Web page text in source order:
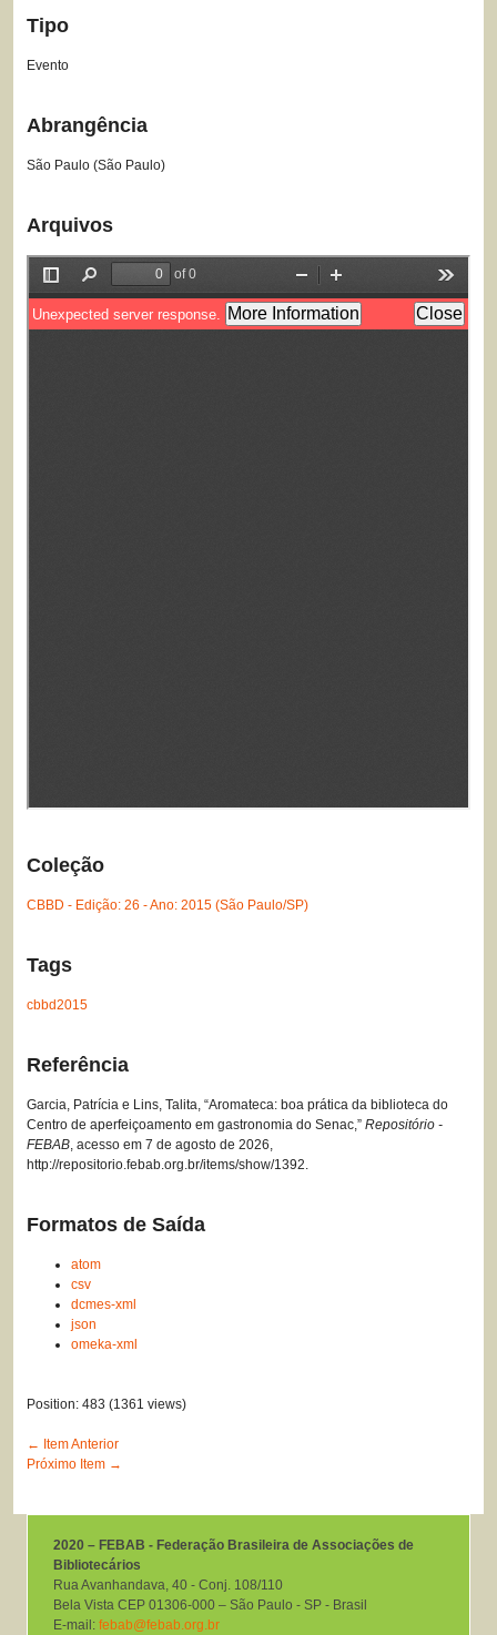
Tipo
Evento
Abrangência
São Paulo (São Paulo)
Arquivos
Coleção
CBBD - Edição: 26 - Ano: 2015 (São Paulo/SP)
Tags
cbbd2015
Referência
Garcia, Patrícia e Lins, Talita, “Aromateca: boa prática da biblioteca do
Centro de aperfeiçoamento em gastronomia do Senac,” Repositório -
FEBAB, acesso em 7 de agosto de 2026,
http://repositorio.febab.org.br/items/show/1392.
Formatos de Saída
atom
csv
dcmes-xml
json
omeka-xml
Position: 483 (1361 views)
← Item Anterior
Próximo Item →
2020 – FEBAB - Federação Brasileira de Associações de
Bibliotecários
Rua Avanhandava, 40 ‐ Conj. 108/110
Bela Vista CEP 01306-000 – São Paulo ‐ SP ‐ Brasil
E-mail:febab@febab.org.br